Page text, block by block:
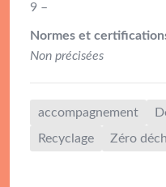
9 –
Normes et
Non précisées
accompagnement
Recyclage
Zéro